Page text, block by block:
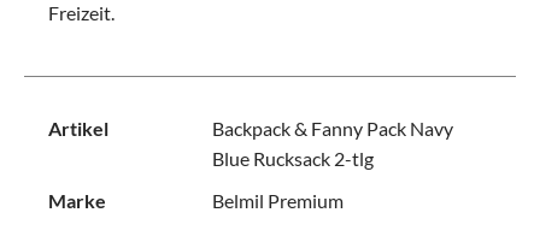
Freizeit.
Artikel
Backpack & Fanny Pack Navy
Blue Ruck sack 2-tlg
Marke
Belmil Premium